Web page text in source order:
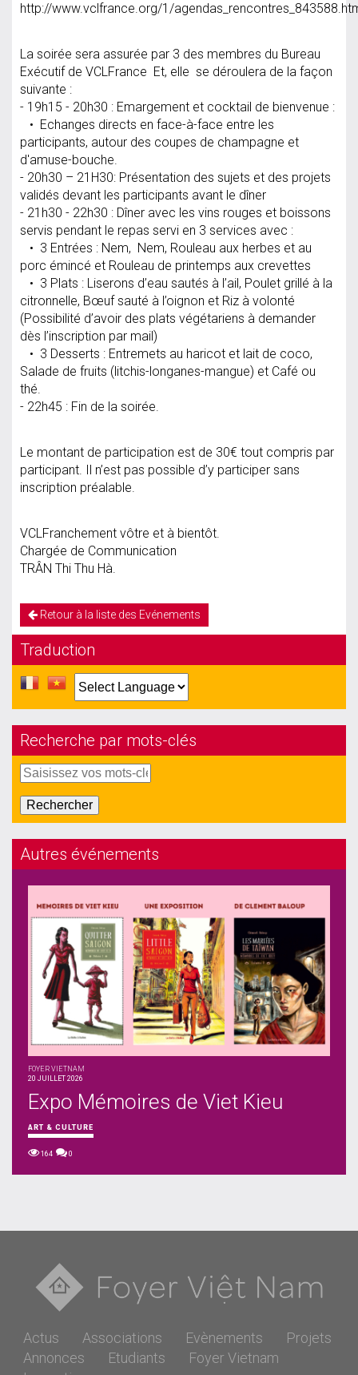
http://www.vclfrance.org/1/
La soirée sera assurée par 3 des membres du Bureau
Exécutif de VCLFrance Et, elle se déroulera de la façon
suivante :
- 19h15 - 20h30 : Emargement et cocktail de bienvenue :
• Echanges directs en face-à-face entre les
participants, autour des coupes de champagne et
d'amuse-bouche.
- 20h30 – 21H30: Présentation des sujets et des projets
validés devant les participants avant le dîner
- 21h30 - 22h30 : Dîner avec les vins rouges et boissons
servis pendant le repas servi en 3 services avec :
• 3 Entrées : Nem, Nem, Rouleau aux herbes et au
porc émincé et Rouleau de printemps aux crevettes
• 3 Plats : Liserons d’eau sautés à l’ail, Poulet grillé à la
citronnelle, Bœuf sauté à l’oignon et Riz à volonté
(Possibilité d’avoir des plats végétariens à demander
dès l’inscription par mail)
• 3 Desserts : Entremets au haricot et lait de coco,
Salade de fruits (litchis-longanes-mangue) et Café ou
thé.
- 22h45 : Fin de la soirée.
Le montant de participation est de 30€ tout compris par
participant. Il n’est pas possible d’y participer sans
inscription préalable.
VCLFranchement vôtre et à bientôt.
Chargée de Communication
TRÂN Thi Thu Hà.
Retour à la liste des Evénements
Traduction
Recherche par mots-clés
Autres événements
FOYER VIETNAM
20 JUILLET 2026
Expo Mémoires de Viet Kieu
ART & CULTURE
164 0
Actus Associations Evènements
Projets
Annonces
Etudiants
Foyer Vietnam